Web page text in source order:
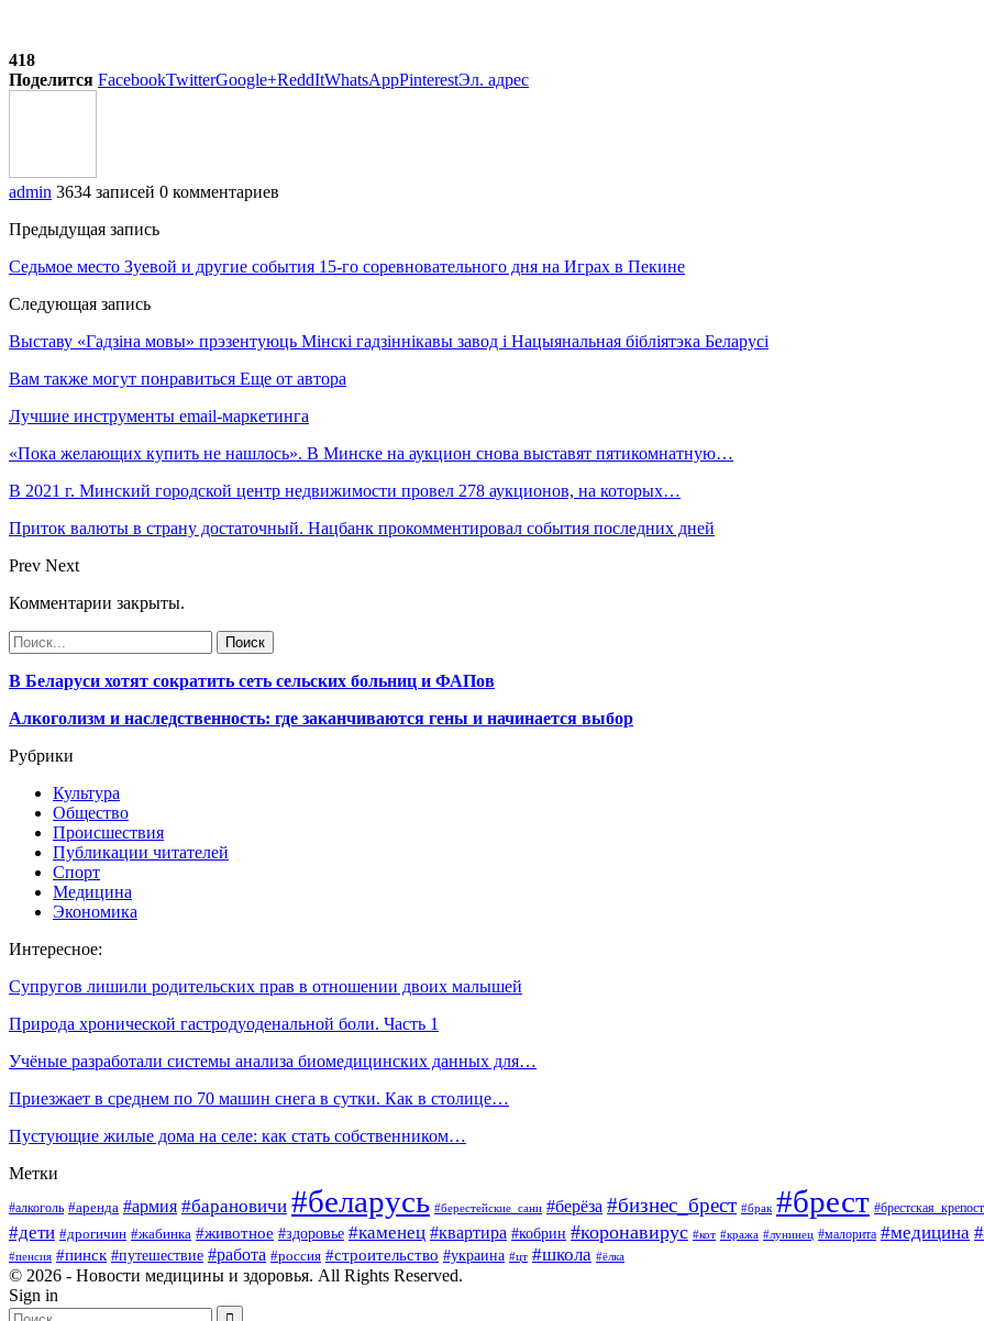
418
Поделится FacebookTwitterGoogle+ReddItWhatsAppPinterestЭл. адрес
admin 3634 записей 0 комментариев
Предыдущая запись
Седьмое место Зуевой и другие события 15-го соревновательного дня на Играх в Пекине
Следующая запись
Выставу «Гадзіна мовы» прэзентуюць Мінскі гадзіннікавы завод і Нацыянальная бібліятэка Беларусі
Вам также могут понравиться Еще от автора
Лучшие инструменты email-маркетинга
«Пока желающих купить не нашлось». В Минске на аукцион снова выставят пятикомнатную…
В 2021 г. Минский городской центр недвижимости провел 278 аукционов, на которых…
Приток валюты в страну достаточный. Нацбанк прокомментировал события последних дней
Prev Next
Комментарии закрыты.
В Беларуси хотят сократить сеть сельских больниц и ФАПов
Алкоголизм и наследственность: где заканчиваются гены и начинается выбор
Рубрики
Культура
Общество
Происшествия
Публикации читателей
Спорт
Медицина
Экономика
Интересное:
Супругов лишили родительских прав в отношении двоих малышей
Природа хронической гастродуоденальной боли. Часть 1
Учёные разработали системы анализа биомедицинских данных для…
Приезжает в среднем по 70 машин снега в сутки. Как в столице…
Пустующие жилые дома на селе: как стать собственником…
Метки
#алкоголь #аренда #армия #барановичи #беларусь #берестейские_сани #берёза #бизнес_брест #брак #брест
#дети #дрогичин #жабинка #животное #здоровье #каменец #квартира #кобрин #коронавирус #кот #кража #лунинец #малорита #медицина
#пенсия #пинск #путешествие #работа #россия #строительство #украина #цт #школа #ёлка
© 2026 - Новости медицины и здоровья. All Rights Reserved.
Sign in